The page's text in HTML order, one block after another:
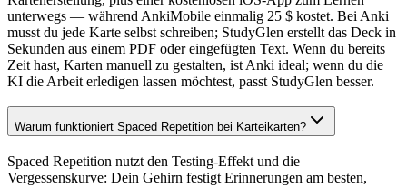
unterwegs — während AnkiMobile einmalig 25 $ kostet. Bei Anki
musst du jede Karte selbst schreiben; StudyGlen erstellt das Deck in
Sekunden aus einem PDF oder eingefügten Text. Wenn du bereits
Zeit hast, Karten manuell zu gestalten, ist Anki ideal; wenn du die
KI die Arbeit erledigen lassen möchtest, passt StudyGlen besser.
Warum funktioniert Spaced Repetition bei Karteikarten?
Spaced Repetition nutzt den Testing-Effekt und die
Vergessenskurve: Dein Gehirn festigt Erinnerungen am besten,